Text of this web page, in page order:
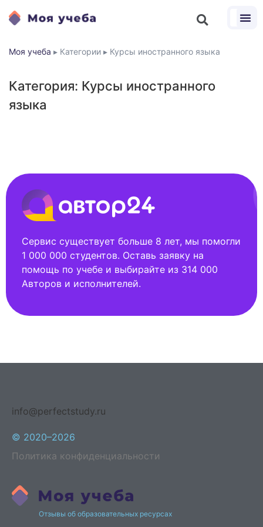
Моя учеба ▸ Категории ▸ Курсы иностранного языка
Категория: Курсы иностранного
языка
Сервис существует больше 8 лет, мы помогли
1 000 000 студентов. Оставь заявку на
помощь по учебе и выбирайте из 314 000
Авторов и исполнителей.
info@perfectstudy.ru
© 2020–2026
Политика конфиденциальности
Отзывы об образовательных ресурсах